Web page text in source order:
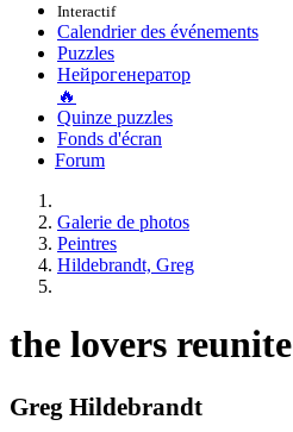
Interactif
Calendrier des événements
Puzzles
Нейрогенератор
🔥
Quinze puzzles
Fonds d'écran
Forum
Galerie de photos
Peintres
Hildebrandt, Greg
the lovers reunite
Greg Hildebrandt